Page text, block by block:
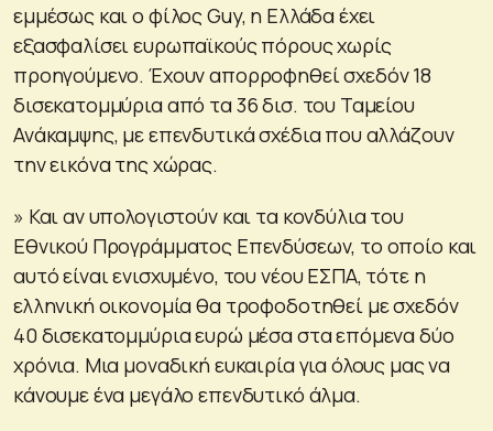
εμμέσως και ο φίλος Guy, η Ελλάδα έχει
εξασφαλίσει ευρωπαϊκούς πόρους χωρίς
προηγούμενο. Έχουν απορροφηθεί σχεδόν 18
δισεκατομμύρια από τα 36 δισ. του Ταμείου
Ανάκαμψης, με επενδυτικά σχέδια που αλλάζουν
την εικόνα της χώρας.
» Και αν υπολογιστούν και τα κονδύλια του
Εθνικού Προγράμματος Επενδύσεων, το οποίο και
αυτό είναι ενισχυμένο, του νέου ΕΣΠΑ, τότε η
ελληνική οικονομία θα τροφοδοτηθεί με σχεδόν
40 δισεκατομμύρια ευρώ μέσα στα επόμενα δύο
χρόνια. Μια μοναδική ευκαιρία για όλους μας να
κάνουμε ένα μεγάλο επενδυτικό άλμα.